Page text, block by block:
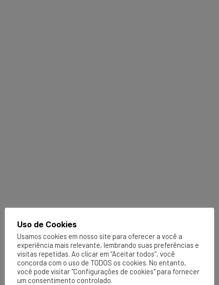
Uso de Cookies
Usamos cookies em nosso site para oferecer a você a
experiência mais relevante, lembrando suas preferências e
visitas repetidas. Ao clicar em “Aceitar todos”, você
concorda com o uso de TODOS os cookies. No entanto,
você pode visitar "Configurações de cookies" para fornecer
um consentimento controlado.